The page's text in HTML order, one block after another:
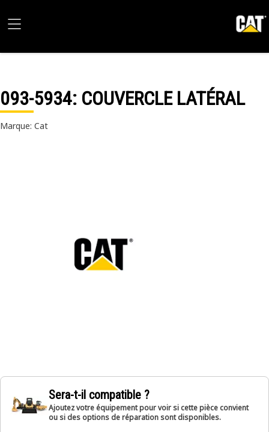
093-5934: COUVERCLE LATÉRAL
Marque: Cat
Sera-t-il compatible ?
Ajoutez votre équipement pour voir si cette pièce convient
ou si des options de réparation sont disponibles.